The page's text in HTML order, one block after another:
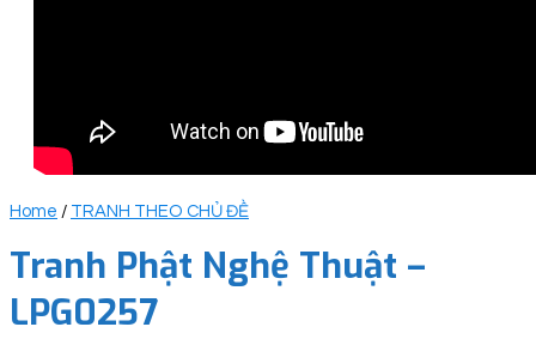
Home / TRANH THEO CHỦ ĐỀ
Tranh Phật Nghệ Thuật –
LPG0257